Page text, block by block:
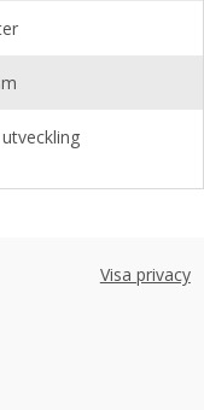
Visa privacy